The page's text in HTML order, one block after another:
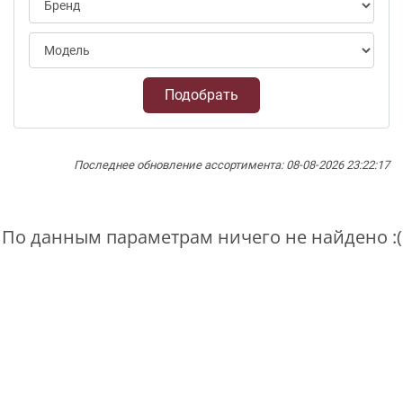
Подобрать
Последнее обновление ассортимента: 08-08-2026 23:22:17
По данным параметрам ничего не найдено :(